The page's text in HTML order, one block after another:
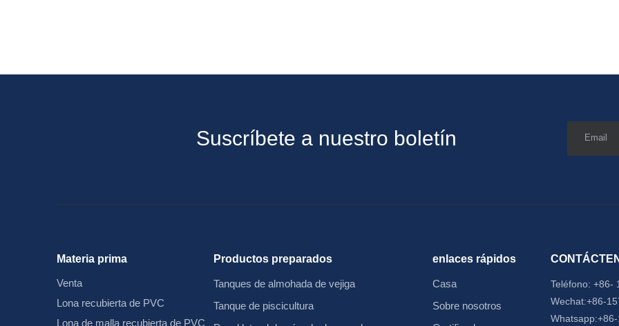
Suscríbete a nuestro boletín Email
Materia prima
Venta
Lona recubierta de PVC
Lona de malla recubierta de PVC
Productos preparados
Tanques de almohada de vejiga
Tanque de piscicultura
enlaces rápidos
Casa
Sobre nosotros
Teléfono:+86-
Wechat:+86-